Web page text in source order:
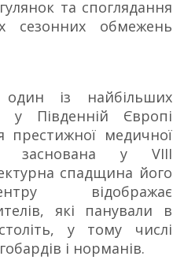
та споглядання
сезонних обмежень
із найбільших
у Південній Європі
престижної медичної
заснована у VIII
спадщина його
відображає
які панували в
у тому числі
і норманів.